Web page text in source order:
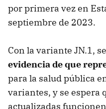
por primera vez en
septiembre de 2023.
Con la variante JN.1,
evidencia de que
para la salud pública
variantes, y se espera
actualizadas